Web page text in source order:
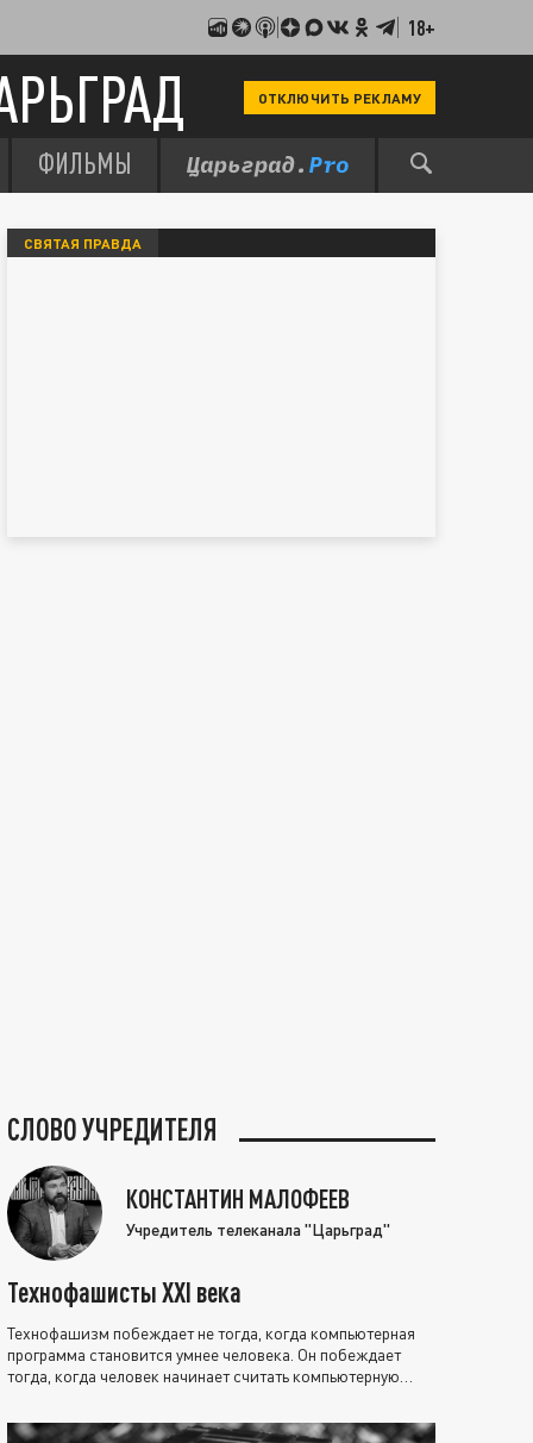
18+
ОТКЛЮЧИТЬ РЕКЛАМУ
ФИЛЬМЫ
СВЯТАЯ ПРАВДА
СЛОВО УЧРЕДИТЕЛЯ
КОНСТАНТИН МАЛОФЕЕВ
Учредитель телеканала "Царьград"
Технофашисты XXI века
Технофашизм побеждает не тогда, когда компьютерная
программа становится умнее человека. Он побеждает
тогда, когда человек начинает считать компьютерную